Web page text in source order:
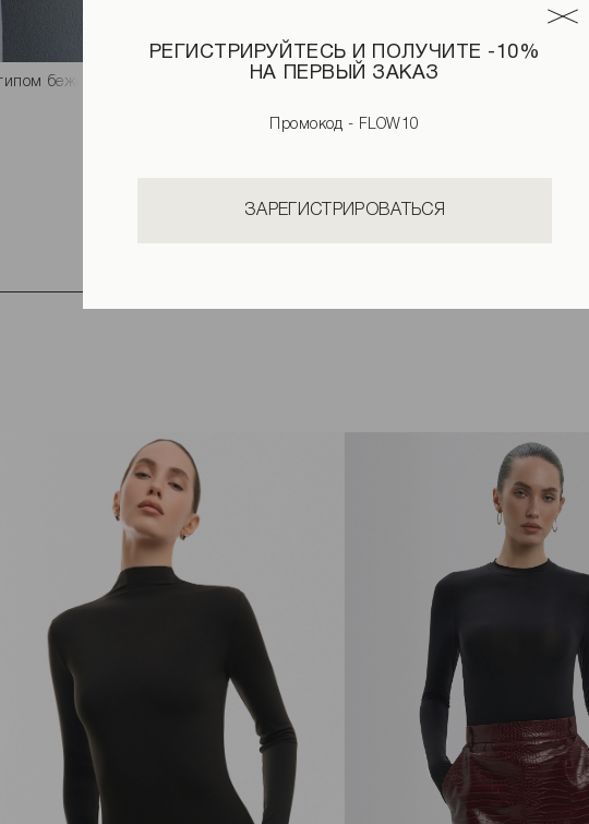
РЕГИСТРИРУЙТЕСЬ И ПОЛУЧИТЕ -10%
НА ПЕРВЫЙ ЗАКАЗ
Промокод - FLOW10
ЗАРЕГИСТРИРОВАТЬСЯ
черные
бежевого цветаДжинсы с необработанным поясом синего цвета